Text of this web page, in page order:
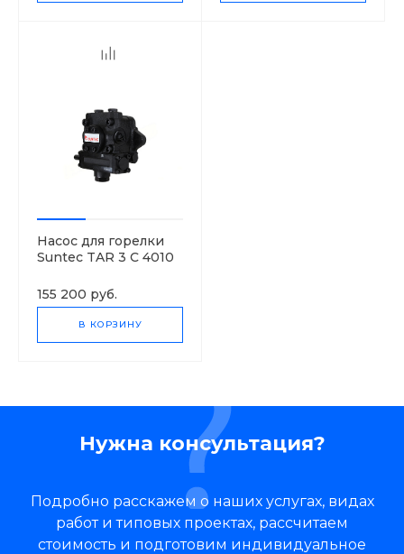
Насос для горелки
Suntec TAR 3 C 4010
155 200 руб.
В КОРЗИНУ
Нужна консультация?
Подробно расскажем о наших услугах, видах
работ и типовых проектах, рассчитаем
стоимость и подготовим индивидуальное